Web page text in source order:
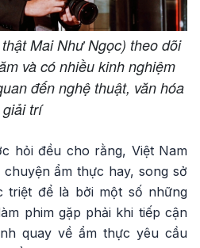
Mai Như Ngọc) theo dõi
và có nhiều kinh nghiệm
đến nghệ thuật, văn hóa
giải trí
hỏi đều cho rằng, Việt Nam
ẩm thực hay, song sở
triệt để là bởi một số những
phim gặp phải khi tiếp cận
quay về ẩm thực yêu cầu